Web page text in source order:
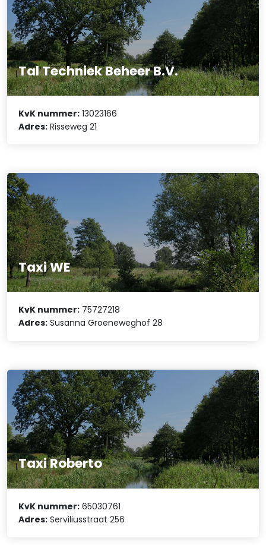
Tal Techniek Beheer B.V.
KvK nummer: 13023166
Adres: Risseweg 21
Taxi WE
KvK nummer: 75727218
Adres: Susanna Groeneweghof 28
Taxi Roberto
KvK nummer: 65030761
Adres: Serviliusstraat 256